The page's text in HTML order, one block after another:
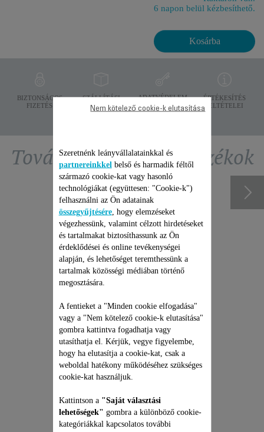
6 napon belül kézbesíthető.
Kosárba
BIZTONSÁGOS
FIZETÉS
SZÁLLÍTÁSI
FELTÉTELEK
ADATVÉDELEM
ÉRTÉKESÍTÉS
FELTÉTELEI
További ajánlott tartozékok
ROWENTA ÁLLÓ
PORSZÍVÓ JAVÍTÁSI
CSOMAG
Árajánlat, meglepetések nélkül
és 6 hónapos kiterjesztett
garancia!
Kosárba
Szeretnénk leányvállalatainkkal és
partnereinkkel belső és harmadik féltől
származó cookie-kat vagy hasonló
technológiákat (együttesen: "Cookie-k")
felhasználni az Ön adatainak
összegyűjtésére, hogy elemzéseket
végezhessünk, valamint célzott hirdetéseket
és tartalmakat biztosíthassunk az Ön
érdeklődései és online tevékenységei
alapján, és lehetőséget teremthessünk a
tartalmak közösségi médiában történő
megosztására.
A fentieket a "Minden cookie elfogadása"
vagy a "Nem kötelező cookie-k elutasítása"
gombra kattintva fogadhatja vagy
utasíthatja el. Kérjük, vegye figyelembe,
hogy ha elutasítja a cookie-kat, csak a
weboldal hatékony működéséhez szükséges
cookie-kat használjuk.
Kattintson a "Saját választási
lehetőségek" gombra a különböző cookie-
kategóriákkal kapcsolatos további
Nem kötelező cookie-k elutasítása